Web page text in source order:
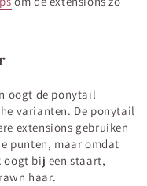
oogt de ponytail
varianten. De ponytail
extensions gebruiken
punten, maar omdat
bij een staart,
haar.